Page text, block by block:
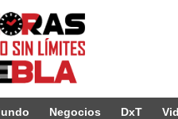
Negocios DxT